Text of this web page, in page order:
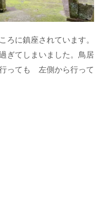
に鎮座されています。
てしまいました。鳥居
っても 左側から行って